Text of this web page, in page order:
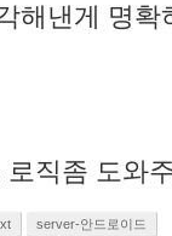
해낸게 명
직좀 도와
server-안드로이드